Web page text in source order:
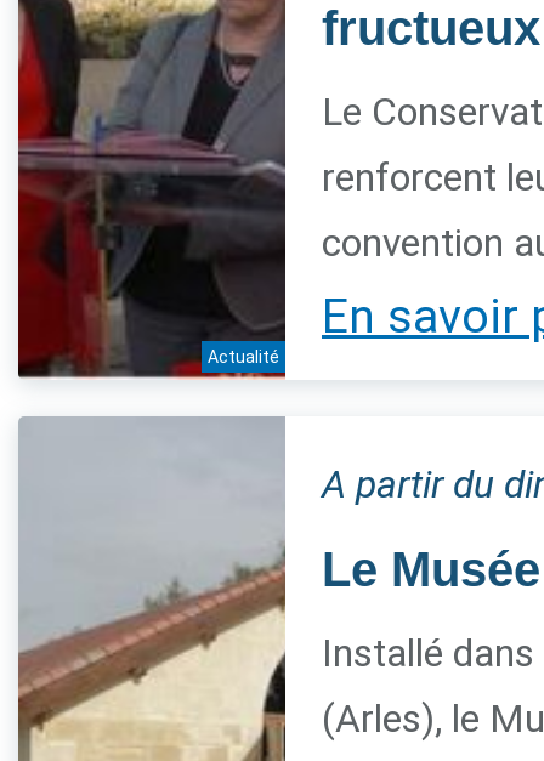
Actualité
fructueux
Le
renforcent
convention
En savoir
A partir du
Le
Installé dans
(Arles), le